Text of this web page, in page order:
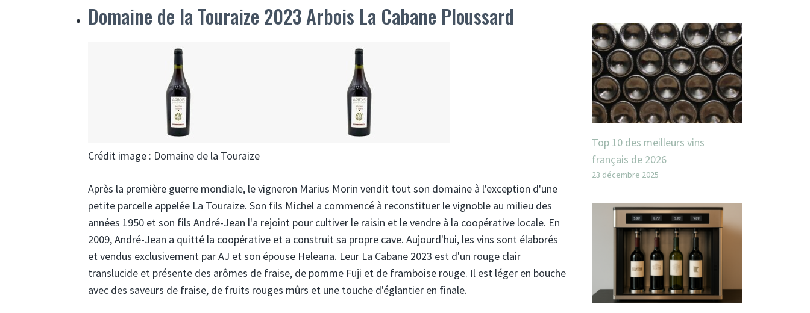
Domaine de la Touraize 2023 Arbois La Cabane Ploussard
Crédit image : Domaine de la Touraize
Après la première guerre mondiale, le vigneron Marius Morin vendit tout son domaine à l'exception d'une
petite parcelle appelée La Touraize. Son fils Michel a commencé à reconstituer le vignoble au milieu des
années 1950 et son fils André-Jean l'a rejoint pour cultiver le raisin et le vendre à la coopérative locale. En
2009, André-Jean a quitté la coopérative et a construit sa propre cave. Aujourd'hui, les vins sont élaborés
et vendus exclusivement par AJ et son épouse Heleana. Leur La Cabane 2023 est d'un rouge clair
translucide et présente des arômes de fraise, de pomme Fuji et de framboise rouge. Il est léger en bouche
avec des saveurs de fraise, de fruits rouges mûrs et une touche d'églantier en finale.
Top 10 des meilleurs vins
français de 2026
23 décembre 2025